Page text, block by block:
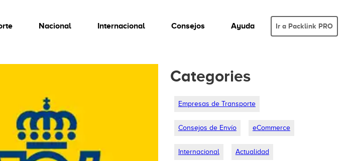
Nacional Internacional Consejos Ayuda Ir a Packlink PRO
Categories
Empresas de Transporte
Consejos de Envío eCommerce
Internacional Actualidad